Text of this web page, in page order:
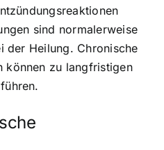
sind normalerweise
der Heilung. Chronische
können zu langfristigen